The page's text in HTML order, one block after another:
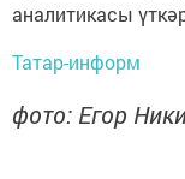
аналитикасы
Татар-информ
фото: Егор